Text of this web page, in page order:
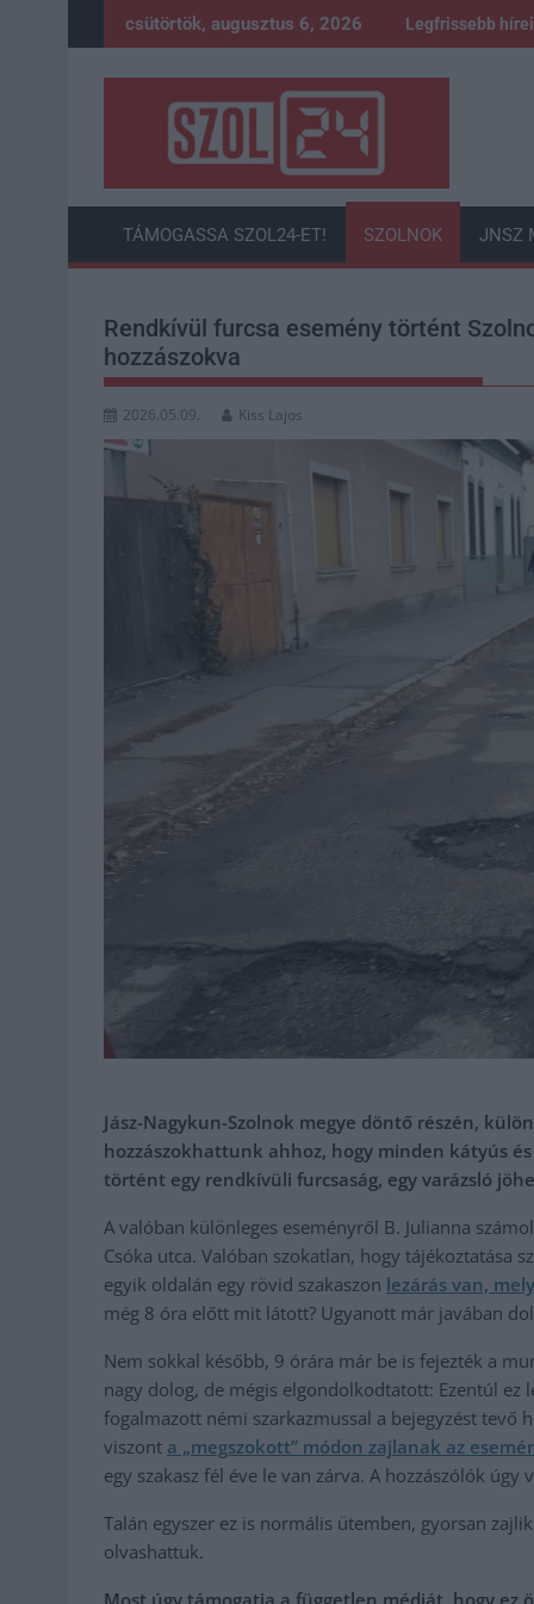
to
csütörtök, augusztus 6, 2026 Legfrissebb
TÁMOGASSA SZOL24-ET! SZOLNOK JNSZ
Rendkívül furcsa esemény történt
hozzászokva
2026.05.09. Kiss Lajos
Jász-Nagykun-Szolnok megye döntő részén,
hozzászokhattunk ahhoz, hogy minden kátyús
történt egy rendkívüli furcsaság, egy varázsló
A valóban különleges eseményről B. Julianna
Csóka utca. Valóban szokatlan, hogy tájékoztatása
egyik oldalán egy rövid szakaszon lezárás van,
még 8 óra előtt mit látott? Ugyanott már javában
Nem sokkal később, 9 órára már be is fejezték a
nagy dolog, de mégis elgondolkodtatott: Ezentúl ez
fogalmazott némi szarkazmussal a bejegyzést
viszont a „megszokott” módon zajlanak az
egy szakasz fél éve le van zárva. A hozzászólók
Talán egyszer ez is normális ütemben, gyorsan
olvashattuk.